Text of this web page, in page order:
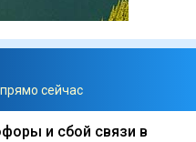
сейчас
и сбой связи в